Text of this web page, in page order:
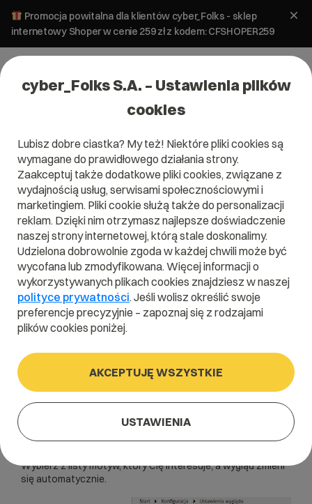
Promocja powitalna dla klientów cyber_Folks - sklep
internetowy Shoper w cenie 259 zł z kodem: CFSHOPER259
Pomoc»Serwery»Serwer WebAs»Ustawienia – zmiana
wyglądu panelu Webas
Ustawienia – zmiana wyglądu panelu
Webas
Serwer WebAs
Artykuł dla panelu:
Panel WebAs pozwala na zmianę wyglądu pod względem
kolorystyki.
Jeśli chcesz zmienić wygląd panelu przejdź do zakładki
Konfiguracja > Ustawienia > WYGLĄD.
Wybierz z listy motyw, który Cię interesuje, a wygląd zmieni
się automatycznie.
cyber_Folks S.A. – Ustawienia plików
cookies
Lubisz dobre ciastka? My też! Niektóre pliki cookies są
wymagane do prawidłowego działania strony.
Zaakceptuj także dodatkowe pliki cookies, związane z
wydajnością usług, serwisami społecznościowymi i
marketingiem. Pliki cookie służą także do personalizacji
reklam. Dzięki nim otrzymasz najlepsze doświadczenie
naszej strony internetowej, którą stale doskonalimy.
Udzielona dobrowolnie zgoda w każdej chwili może być
wycofana lub zmodyfikowana. Więcej informacji o
wykorzystywanych plikach cookies znajdziesz w naszej
polityce prywatności. Jeśli wolisz określić swoje
preferencje precyzyjnie – zapoznaj się z rodzajami
plików cookies poniżej.
AKCEPTUJĘ WSZYSTKIE
USTAWIENIA